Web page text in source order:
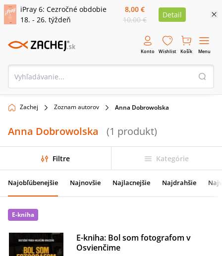
iPray 6: Cezročné obdobie
18. - 26. týždeň
8,00 €
10,00 €
Detail
Konto Wishlist Košík Menu
Zachej Zoznam autorov Anna Dobrowolska
Anna Dobrowolska (1 produkt)
Filtre Kategórie
Najobľúbenejšie Najnovšie Najlacnejšie Najdrahšie
E-kniha
E-kniha: Bol som fotografom v
Osvienčime